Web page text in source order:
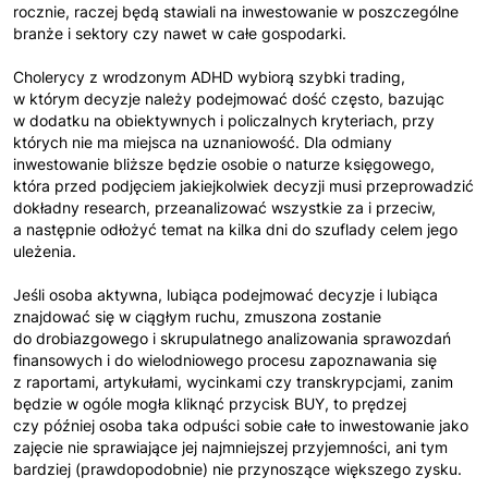
rocznie, raczej będą stawiali na inwestowanie w poszczególne
branże i sektory czy nawet w całe gospodarki.
Cholerycy z wrodzonym ADHD wybiorą szybki trading,
w którym decyzje należy podejmować dość często, bazując
w dodatku na obiektywnych i policzalnych kryteriach, przy
których nie ma miejsca na uznaniowość. Dla odmiany
inwestowanie bliższe będzie osobie o naturze księgowego,
która przed podjęciem jakiejkolwiek decyzji musi przeprowadzić
dokładny research, przeanalizować wszystkie za i przeciw,
a następnie odłożyć temat na kilka dni do szuflady celem jego
uleżenia.
Jeśli osoba aktywna, lubiąca podejmować decyzje i lubiąca
znajdować się w ciągłym ruchu, zmuszona zostanie
do drobiazgowego i skrupulatnego analizowania sprawozdań
finansowych i do wielodniowego procesu zapoznawania się
z raportami, artykułami, wycinkami czy transkrypcjami, zanim
będzie w ogóle mogła kliknąć przycisk BUY, to prędzej
czy później osoba taka odpuści sobie całe to inwestowanie jako
zajęcie nie sprawiające jej najmniejszej przyjemności, ani tym
bardziej (prawdopodobnie) nie przynoszące większego zysku.